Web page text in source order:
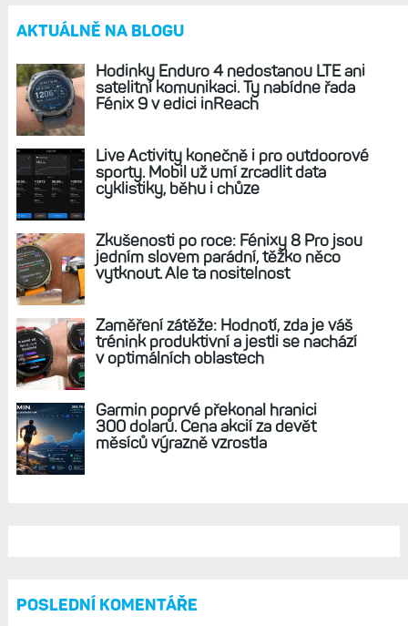
AKTUÁLNĚ NA BLOGU
Hodinky Enduro 4 nedostanou LTE ani
satelitní komunikaci. Ty nabídne řada
Fénix 9 v edici inReach
Live Activity konečně i pro outdoorové
sporty. Mobil už umí zrcadlit data
cyklistiky, běhu i chůze
Zkušenosti po roce: Fénixy 8 Pro jsou
jedním slovem parádní, těžko něco
vytknout. Ale ta nositelnost
Zaměření zátěže: Hodnotí, zda je váš
trénink produktivní a jestli se nachází
v optimálních oblastech
Garmin poprvé překonal hranici
300 dolarů. Cena akcií za devět
měsíců výrazně vzrostla
POSLEDNÍ KOMENTÁŘE